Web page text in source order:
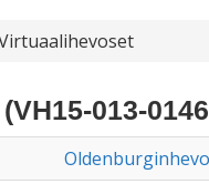
013-